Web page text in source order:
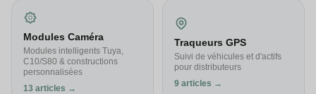
Modules Caméra
Modules intelligents Tuya,
C10/S80 & constructions
personnalisées
13 articles →
Traqueurs GPS
Suivi de véhicules et d'actifs
pour distributeurs
9 articles →